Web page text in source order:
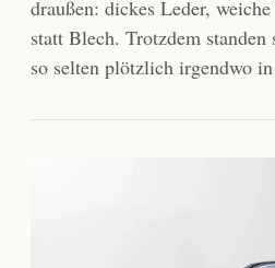
draußen: dickes Leder,
statt Blech. Trotzdem
so selten plötzlich irgendwo